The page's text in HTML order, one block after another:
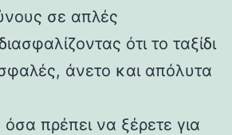
σε απλές
ότι το ταξίδι
άνετο και απόλυτα
όσα πρέπει να ξέρετε για